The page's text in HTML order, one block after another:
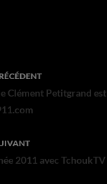
Clément Petitgrand
2011 avec TchoukTV